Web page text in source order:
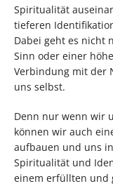
Spiritualität
tieferen
Dabei geht es nicht
Sinn oder einer
Verbindung mit der
uns selbst.
Denn nur wenn wir
können wir auch
aufbauen und uns
Spiritualität und
einem erfüllten und